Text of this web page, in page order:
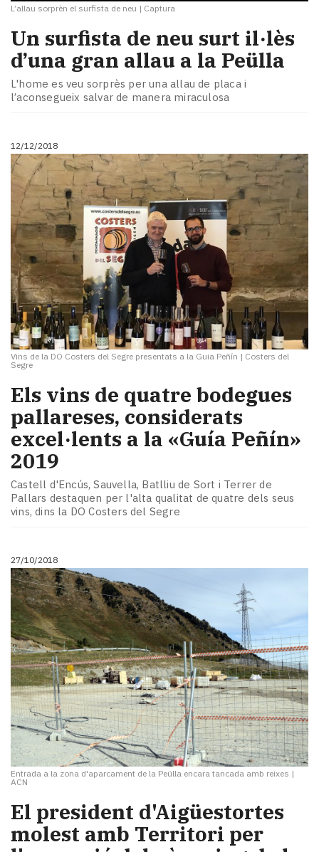
L’allau sorprèn el surfista de neu | Captura
Un surfista de neu surt il·lès
d’una gran allau a la Peülla
L'home es veu sorprès per una allau de placa i
l’aconsegueix salvar de manera miraculosa
12/12/2018
Vins de la DO Costers del Segre presentats a la Guia Peñín | Costers del
Segre
Els vins de quatre bodegues
pallareses, considerats
excel·lents a la «Guía Peñín»
2019
Castell d'Encús, Sauvella, Batlliu de Sort i Terrer de
Pallars destaquen per l'alta qualitat de quatre dels seus
vins, dins la DO Costers del Segre
27/10/2018
Entrada a la zona d'aparcament de la Peülla encara tancada amb reixes |
ACN
​El president d'Aigüestortes
molest amb Territori per